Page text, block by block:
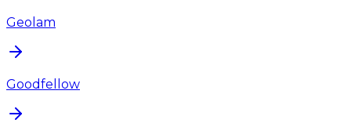
Geolam
Goodfellow